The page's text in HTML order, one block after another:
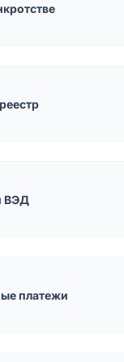
ВЭД
платежи